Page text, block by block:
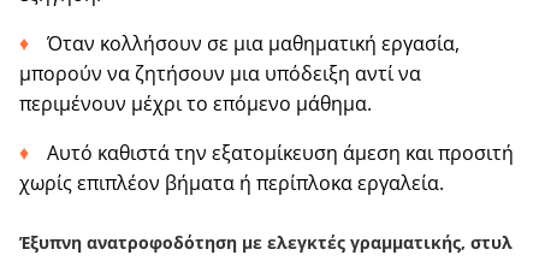
Όταν κολλήσουν σε μια μαθηματική εργασία,
μπορούν να ζητήσουν μια υπόδειξη αντί να
περιμένουν μέχρι το επόμενο μάθημα.
Αυτό καθιστά την εξατομίκευση άμεση και προσιτή
χωρίς επιπλέον βήματα ή περίπλοκα εργαλεία.
Έξυπνη ανατροφοδότηση με ελεγκτές γραμματικής, στυλ